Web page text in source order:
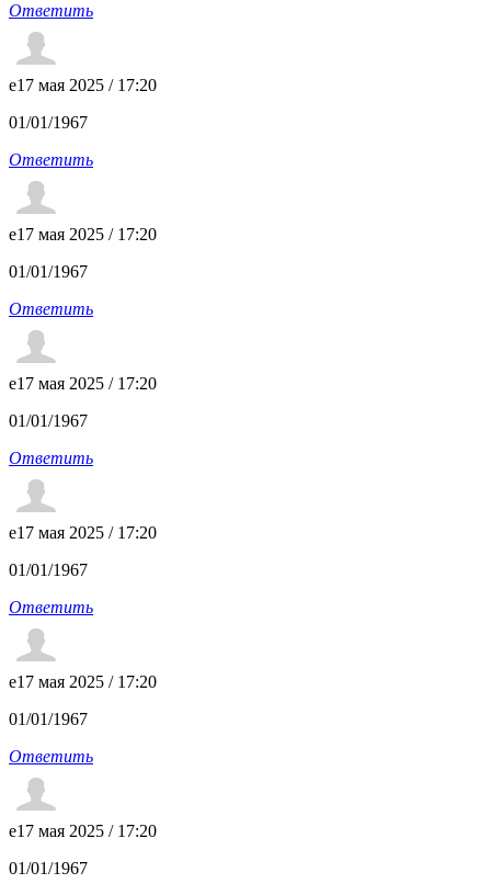
Ответить
e17 мая 2025 / 17:20
01/01/1967
Ответить
e17 мая 2025 / 17:20
01/01/1967
Ответить
e17 мая 2025 / 17:20
01/01/1967
Ответить
e17 мая 2025 / 17:20
01/01/1967
Ответить
e17 мая 2025 / 17:20
01/01/1967
Ответить
e17 мая 2025 / 17:20
01/01/1967